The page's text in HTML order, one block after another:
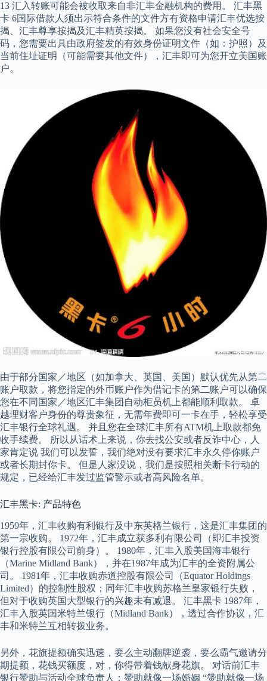
13 汇入转账可能会被收取来自非汇丰金融机构的费用。 汇丰黑
卡 6国际借款人须出示符合条件的文件方有资格申请汇丰优选按
揭、汇丰尊享按揭及汇丰精英按揭。 如果您没有社会安全号
码，您需要出具由政府签发的有效身份证明文件（如：护照）及
当前住址证明（可能需要其他文件），汇丰即可为您开立美国账
户。
由于部分国家／地区（如加拿大、英国、美国）默认优先从第二
账户取款，将您指定的外币账户作为借记卡的第二账户可以确保
您在不同国家／地区汇丰集团自动柜员机上都能顺利取款。 卓
越理财客户身份的尊贵象征，无需年费即可一卡在手，轻松享受
汇丰银行全球礼遇。 并且您在全球汇丰所有ATM机上取款都免
收手续费。 所以从话术上来说，你去找公安或者反诈中心，人
家肯定说 我们可以发誓，我们绝对没有要求汇丰永久停你账户
或者长期封你卡。 但是人家没说，我们是按照相关断卡行动的
规定，已经给汇丰发过监管警示或者高风险名单。
汇丰黑卡: 产品特色
1959年，汇丰收购有利银行及中东英格兰银行，这是汇丰集团的
第一宗收购。 1972年，汇丰成立获多利有限公司（即汇丰投资
银行控股有限公司前身）。 1980年，汇丰入股美国海丰银行
（Marine Midland Bank），并在1987年成为汇丰的全资附属公
司。 1981年，汇丰收购赤道控股有限公司（Equator Holdings
Limited）的控制性股权；同年汇丰收购苏格兰皇家银行失败，
但对于收购英国大型银行的兴趣未有减退。 汇丰黑卡 1987年，
汇丰入股英国米特兰银行（Midland Bank），透过合作协议，汇
丰和米特兰互相转拨业务。
另外，花旗提额确实迅速，要么主动翻牌逆袭，要么霸气邀请分
期提额，花钱买额度，对，你得带着钱献身花旗。 对话前汇丰
银行赞助与活动全球负责人：赞助就像一场婚姻 “赞助就像一场